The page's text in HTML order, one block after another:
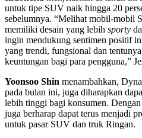
untuk tipe SUV naik hingga 20
sebelumnya. “Melihat mobil-mobil
memiliki desain yang lebih sporty
ingin mendukung sentimen positif
yang trendi, fungsional dan
keuntungan bagi para pengguna,”
Yoonsoo Shin menambahkan,
pada bulan ini, juga diharapkan
lebih tinggi bagi konsumen.
juga berharap dapat terus menjadi
untuk pasar SUV dan truk Ringan.